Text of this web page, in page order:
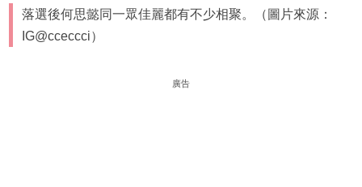
落選後何思懿同一眾佳麗都有不少相聚。（圖片來源：
IG@cceccci）
廣告